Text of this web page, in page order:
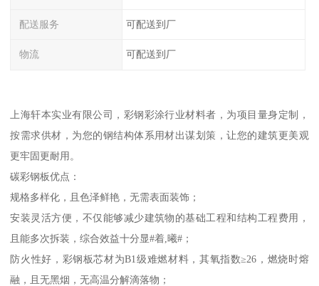
配送服务 可配送到厂
物流 可配送到厂
上海轩本实业有限公司，彩钢彩涂行业材料者，为项目量身定制，
按需求供材，为您的钢结构体系用材出谋划策，让您的建筑更美观
更牢固更耐用。
碳彩钢板优点：
规格多样化，且色泽鲜艳，无需表面装饰；
安装灵活方便，不仅能够减少建筑物的基础工程和结构工程费用，
且能多次拆装，综合效益十分显#着,曦#；
防火性好，彩钢板芯材为B1级难燃材料，其氧指数≥26，燃烧时熔
融，且无黑烟，无高温分解滴落物；